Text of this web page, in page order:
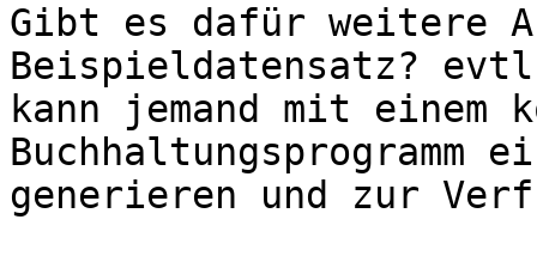
Gibt es dafür weitere
Beispieldatensatz?
kann jemand mit einem
Buchhaltungsprogramm
generieren und zur